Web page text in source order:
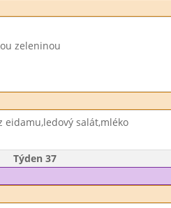
zeleninou
eidamu,ledový salát,mléko
Týden 37